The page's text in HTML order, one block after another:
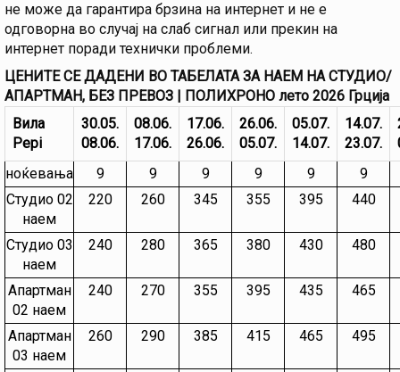
не може да гарантира брзина на интернет и не е
одговорна во случај на слаб сигнал или прекин на
интернет поради технички проблеми.
ЦЕНИТЕ СЕ ДАДЕНИ ВО ТАБЕЛАТА ЗА НАЕМ НА СТУДИО/
АПАРТМАН, БЕЗ ПРЕВОЗ | ПОЛИХРОНО лето 2026 Грција​
Вила
Pepi
30.05.
08.06.
08.06.
17.06.
17.06.
26.06.
26.06.
05.07.
05.07.
14.07.
14.07.
23.07.
ноќевања
9 9 9 9 9
9
Студио 02
наем
220 260 345 355 395 440
Студио 03
наем
240 280 365 380 430 480
Апартман
02 наем
240 270 355 395 435 465
Апартман
03 наем
260 290 385 415 465 495